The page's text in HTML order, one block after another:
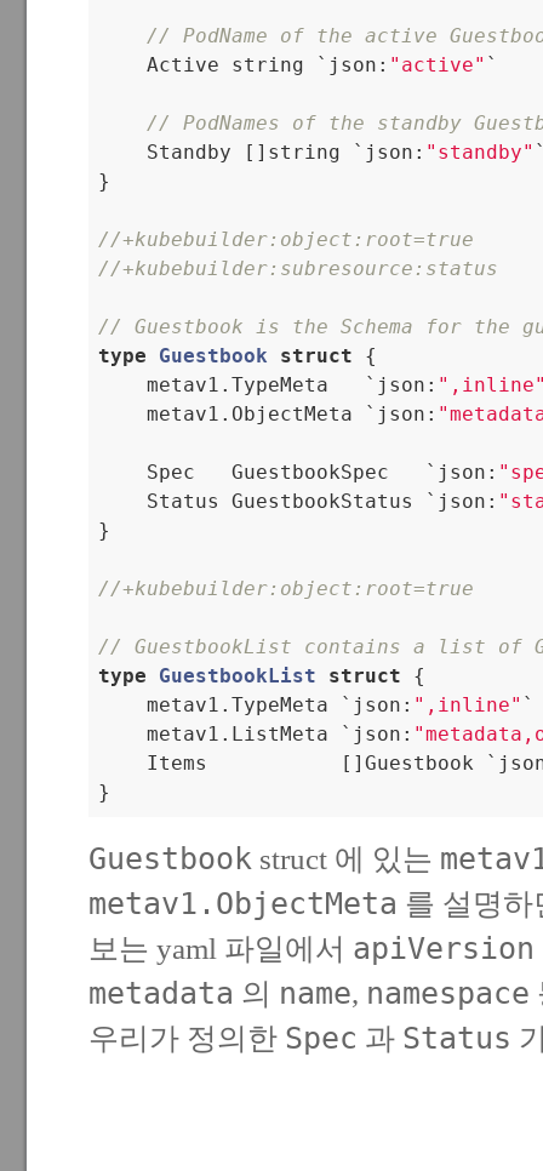
// PodName of the active
    Active string `json:
"active" `
// PodNames of the standby
    Standby []string `json:
"standby"
}
//+kubebuilder:object:root=true
//+kubebuilder:subresource:status
// Guestbook is the Schema for the
type
Guestbook struct {
    metav1.TypeMeta   `json:
    metav1.ObjectMeta `json:
    Spec   GuestbookSpec   `json:
    Status GuestbookStatus `json:
}
//+kubebuilder:object:root=true
// GuestbookList contains a list of
type
GuestbookList struct {
    metav1.TypeMeta `json:
",inline" `
    metav1.ListMeta `json:
Items           []Guestbook
}
Guestbook struct 에 있는
metav1.ObjectMeta 를 설명하
보는 yaml 파일에서 apiVersion
metadata 의 name, namespace
우리가 정의한 Spec 과 Status